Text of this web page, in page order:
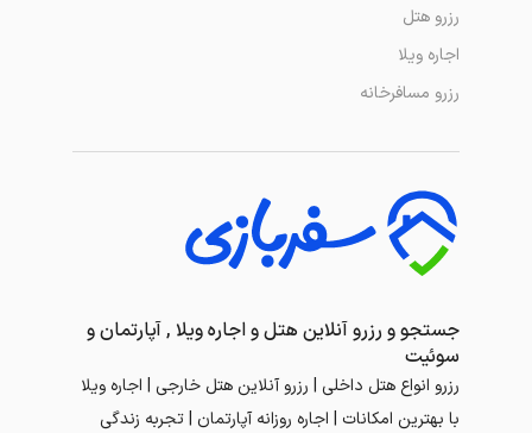
جستجو و رزرو آنلاین هتل و اجاره ویلا , آپارتمان و
سوئیت
رزرو انواع هتل داخلی | رزرو آنلاین هتل خارجی | اجاره ویلا
با بهترین امکانات | اجاره روزانه آپارتمان | تجربه زندگی
رزرو هتل
اجاره ویلا
رزرو مسافرخانه